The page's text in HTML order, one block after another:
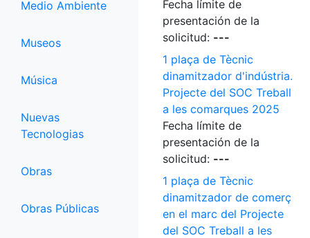
Medio Ambiente
Museos
Música
Nuevas
Tecnologias
Obras
Obras Públicas
Fecha límite de
presentación de la
solicitud: ---
1 plaça de Tècnic
dinamitzador d'indústria.
Projecte del SOC Treball
a les comarques 2025
Fecha límite de
presentación de la
solicitud: ---
1 plaça de Tècnic
dinamitzador de comerç
en el marc del Projecte
del SOC Treball a les